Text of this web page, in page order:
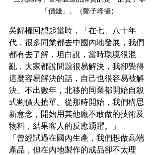
「價錢」。（鄭子峰攝）
吳錦權回想起當時，「在七、八十年
代，很多同業都去中國內地發展，我們
都有去了解，坦白說，當時環境很混
亂，大家都說問題很易解決，我卻覺得
這麼容易解決的話，自己也很容易被解
決。不出數年，北移的同業都開始自殺
式割價去搶單。從那時開始，我們構思
新意念，開始用其他廠不敢做的技術及
物料，結果客人的反應踴躍。」
「曾經試過在國內生產，我們想做高端
產品，但在內地製作的成品卻不太理